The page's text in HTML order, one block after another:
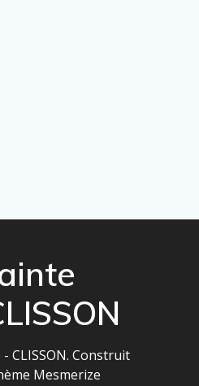
CLISSON. Construit
Mesmerize